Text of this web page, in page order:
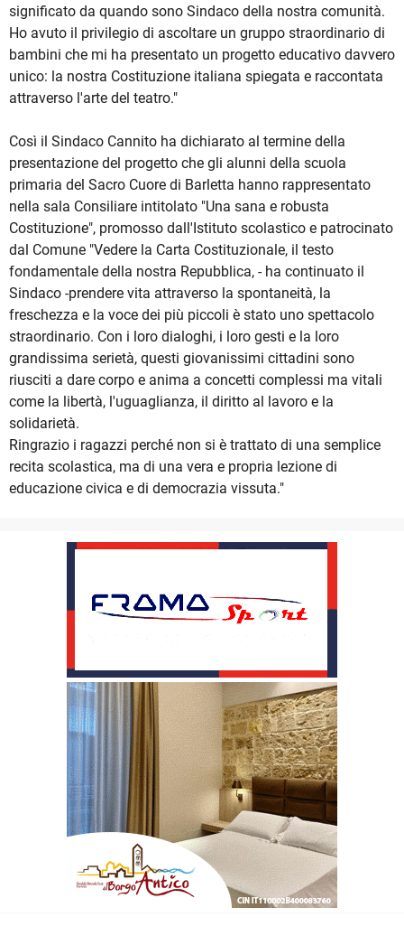
significato da quando sono Sindaco della nostra comunità.
Ho avuto il privilegio di ascoltare un gruppo straordinario di
bambini che mi ha presentato un progetto educativo davvero
unico: la nostra Costituzione italiana spiegata e raccontata
attraverso l'arte del teatro."
Così il Sindaco Cannito ha dichiarato al termine della
presentazione del progetto che gli alunni della scuola
primaria del Sacro Cuore di Barletta hanno rappresentato
nella sala Consiliare intitolato "Una sana e robusta
Costituzione", promosso dall'Istituto scolastico e patrocinato
dal Comune "Vedere la Carta Costituzionale, il testo
fondamentale della nostra Repubblica, - ha continuato il
Sindaco -prendere vita attraverso la spontaneità, la
freschezza e la voce dei più piccoli è stato uno spettacolo
straordinario. Con i loro dialoghi, i loro gesti e la loro
grandissima serietà, questi giovanissimi cittadini sono
riusciti a dare corpo e anima a concetti complessi ma vitali
come la libertà, l'uguaglianza, il diritto al lavoro e la
solidarietà.
Ringrazio i ragazzi perché non si è trattato di una semplice
recita scolastica, ma di una vera e propria lezione di
educazione civica e di democrazia vissuta."